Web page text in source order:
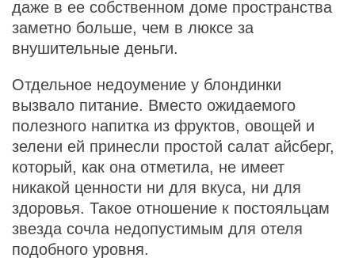
даже в ее собственном доме пространства
заметно больше, чем в люксе за
внушительные деньги.
Отдельное недоумение у блондинки
вызвало питание. Вместо ожидаемого
полезного напитка из фруктов, овощей и
зелени ей принесли простой салат айсберг,
который, как она отметила, не имеет
никакой ценности ни для вкуса, ни для
здоровья. Такое отношение к постояльцам
звезда сочла недопустимым для отеля
подобного уровня.